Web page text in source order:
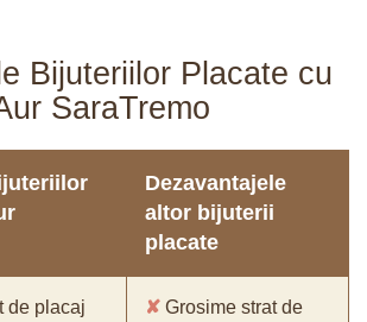
Bijuteriilor Placate cu
SaraTremo
Dezavantajele
altor bijuterii
placate
de placaj
✘ Grosime strat de